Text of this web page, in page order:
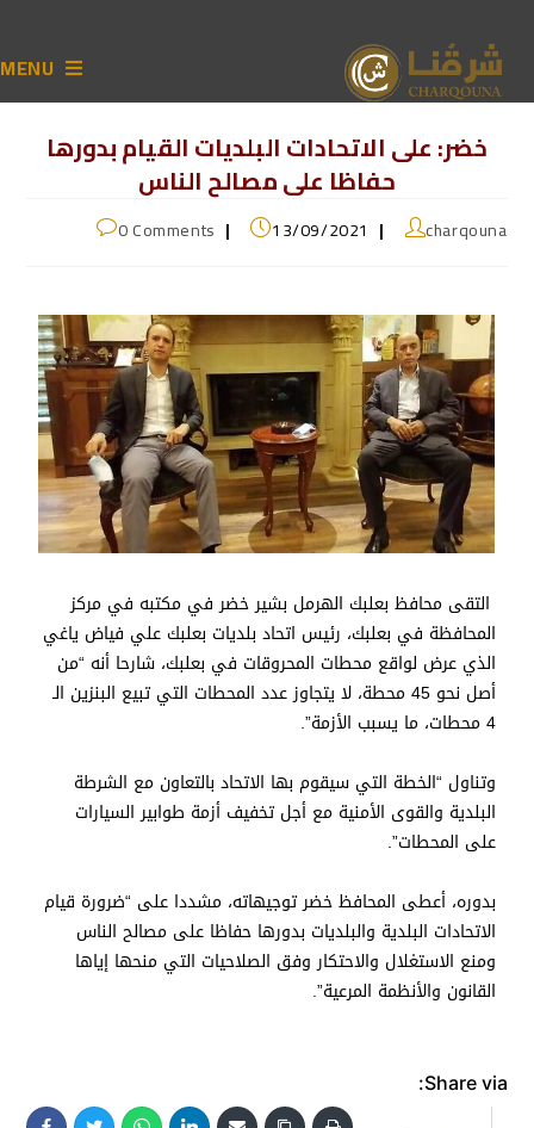
MENU
خضر: على الاتحادات البلديات القيام بدورها
حفاظا على مصالح الناس
charqouna
13/09/2021
0 Comments
التقى محافظ بعلبك الهرمل بشير خضر في مكتبه في مركز
المحافظة في بعلبك، رئيس اتحاد بلديات بعلبك علي فياض ياغي
الذي عرض لواقع محطات المحروقات في بعلبك، شارحا أنه “من
أصل نحو 45 محطة، لا يتجاوز عدد المحطات التي تبيع البنزين الـ
4 محطات، ما يسبب الأزمة”.
وتناول “الخطة التي سيقوم بها الاتحاد بالتعاون مع الشرطة
البلدية والقوى الأمنية مع أجل تخفيف أزمة طوابير السيارات
على المحطات”.
بدوره، أعطى المحافظ خضر توجيهاته، مشددا على “ضرورة قيام
الاتحادات البلدية والبلديات بدورها حفاظا على مصالح الناس
ومنع الاستغلال والاحتكار وفق الصلاحيات التي منحها إياها
القانون والأنظمة المرعية”.
Share via: